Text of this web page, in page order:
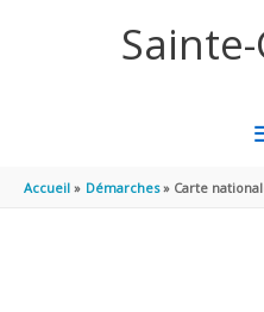
Accueil Démarches Carte